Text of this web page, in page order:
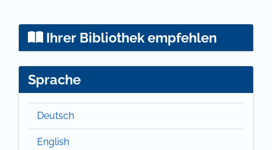
Ihrer Bibliothek empfehlen
Sprache
Deutsch
English